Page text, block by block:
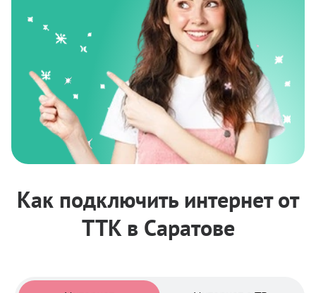
Как подключить интернет от
ТТК в Саратове